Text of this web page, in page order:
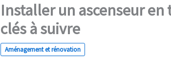
Installer un ascenseur
clés à suivre
Aménagement et rénovation